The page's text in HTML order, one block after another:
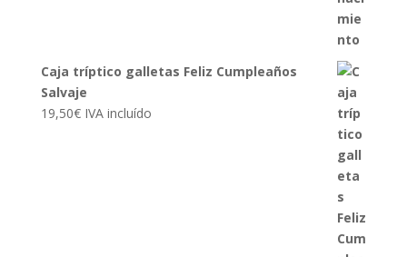
Caja tríptico galletas Feliz Cumpleaños
Salvaje
19,50€ IVA incluído